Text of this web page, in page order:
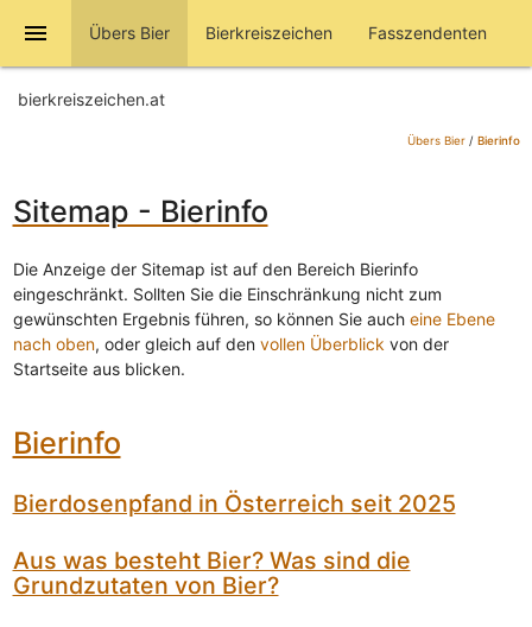
menu Übers Bier Bierkreiszeichen Fasszendenten
bierkreiszeichen.at
Übers Bier/ Bierinfo
Sitemap - Bierinfo
Die Anzeige der Sitemap ist auf den Bereich Bierinfo
eingeschränkt. Sollten Sie die Einschränkung nicht zum
gewünschten Ergebnis führen, so können Sie auch eine Ebene
nach oben, oder gleich auf den vollen Überblick von der
Startseite aus blicken.
Bierinfo
Bierdosenpfand in Österreich seit 2025
Aus was besteht Bier? Was sind die
Grundzutaten von Bier?